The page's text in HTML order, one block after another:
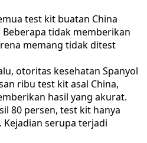
test kit buatan China
tidak memberikan
memang tidak ditest
otoritas kesehatan Spanyol
ribu test kit asal China,
hasil yang akurat.
80 persen, test kit hanya
serupa terjadi